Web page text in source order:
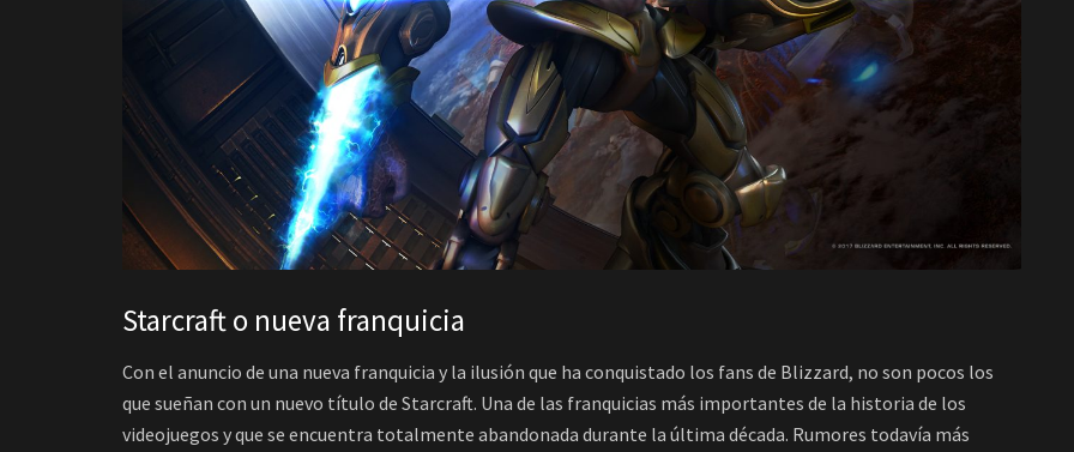
Starcraft o nueva franquicia
Con el anuncio de una nueva franquicia y la ilusión que ha conquistado los fans de Blizzard, no son pocos los
que sueñan con un nuevo título de Starcraft. Una de las franquicias más importantes de la historia de los
videojuegos y que se encuentra totalmente abandonada durante la última década. Rumores todavía más